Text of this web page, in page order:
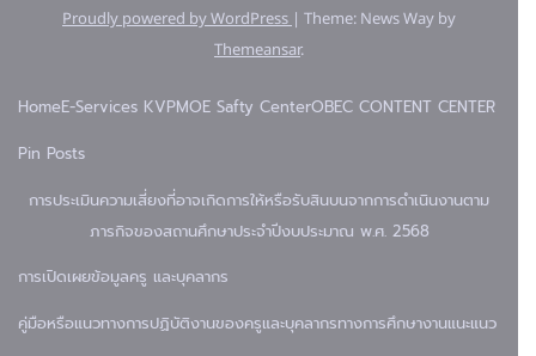
Proudly powered by WordPress | Theme: News Way by
Themeansar.
HomeE-Services KVPMOE Safty CenterOBEC CONTENT CENTER
Pin Posts
การประเมินความเสี่ยงที่อาจเกิดการให้หรือรับสินบนจากการดำเนินงานตาม
ภารกิจของสถานศึกษาประจำปีงบประมาณ พ.ศ. 2568
การเปิดเผยข้อมูลครู และบุคลากร
คู่มือหรือแนวทางการปฏิบัติงานของครูและบุคลากรทางการศึกษางานแนะแนว